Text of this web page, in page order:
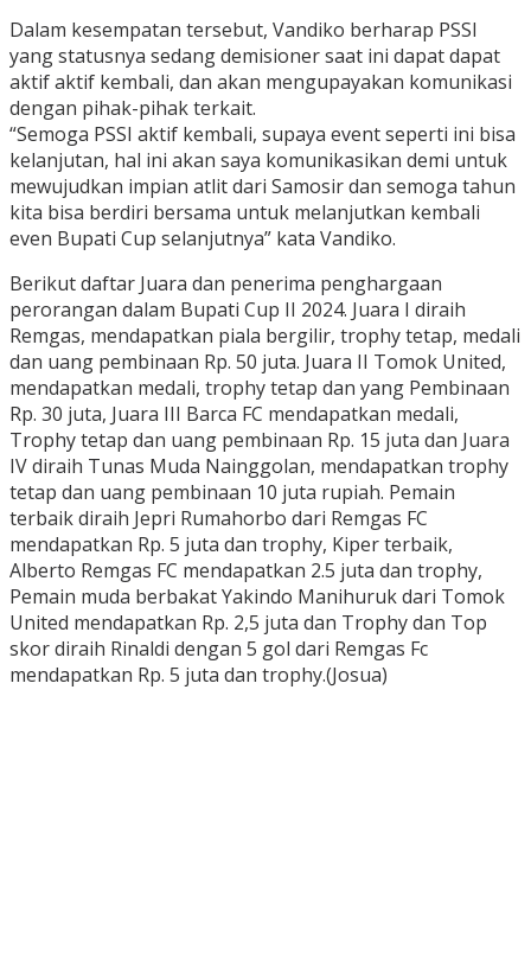
Dalam kesempatan tersebut, Vandiko berharap PSSI
yang statusnya sedang demisioner saat ini dapat dapat
aktif aktif kembali, dan akan mengupayakan komunikasi
dengan pihak-pihak terkait.
“Semoga PSSI aktif kembali, supaya event seperti ini bisa
kelanjutan, hal ini akan saya komunikasikan demi untuk
mewujudkan impian atlit dari Samosir dan semoga tahun
kita bisa berdiri bersama untuk melanjutkan kembali
even Bupati Cup selanjutnya” kata Vandiko.
Berikut daftar Juara dan penerima penghargaan
perorangan dalam Bupati Cup II 2024. Juara I diraih
Remgas, mendapatkan piala bergilir, trophy tetap, medali
dan uang pembinaan Rp. 50 juta. Juara II Tomok United,
mendapatkan medali, trophy tetap dan yang Pembinaan
Rp. 30 juta, Juara III Barca FC mendapatkan medali,
Trophy tetap dan uang pembinaan Rp. 15 juta dan Juara
IV diraih Tunas Muda Nainggolan, mendapatkan trophy
tetap dan uang pembinaan 10 juta rupiah. Pemain
terbaik diraih Jepri Rumahorbo dari Remgas FC
mendapatkan Rp. 5 juta dan trophy, Kiper terbaik,
Alberto Remgas FC mendapatkan 2.5 juta dan trophy,
Pemain muda berbakat Yakindo Manihuruk dari Tomok
United mendapatkan Rp. 2,5 juta dan Trophy dan Top
skor diraih Rinaldi dengan 5 gol dari Remgas Fc
mendapatkan Rp. 5 juta dan trophy.(Josua)